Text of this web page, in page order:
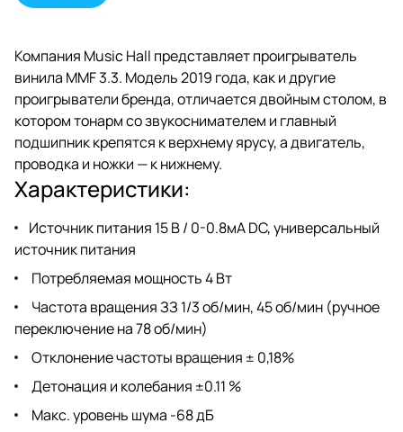
Компания Music Hall представляет проигрыватель
винила MMF 3.3. Модель 2019 года, как и другие
проигрыватели бренда, отличается двойным столом, в
котором тонарм со звукоснимателем и главный
подшипник крепятся к верхнему ярусу, а двигатель,
проводка и ножки — к нижнему.
Характеристики:
Источник питания 15 В / 0-0.8мA DC, универсальный
источник питания
Потребляемая мощность 4 Вт
Частота вращения ЗЗ 1/3 об/мин, 45 об/мин (ручное
переключение на 78 об/мин)
Отклонение частоты вращения ± 0,18%
Детонация и колебания ±0.11 %
Макс. уровень шума -68 дБ